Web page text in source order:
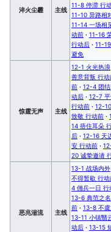
淬火尘霾 主线
11-8 停滞 行
11-10 异路相
11-14 一场相
动前 · 11-16
行动后 · 11-
避免
惊霆无声 主线
12-1 火光热浪
善意背叛 行动
前 · 12-4 团
动后 · 12-7 平
行动前 · 12-
致敬 行动前 ·
14 捂住耳朵
后 · 12-16 天
安 行动前 ·
20 诚挚邀请
恶兆湍流 主线
13-1 战场内外
不得暂歇 行动
4 佣兵一日 行
13-6 典范之
前 · 13-8 不
13-11 小镇翳
动后 · 13-15